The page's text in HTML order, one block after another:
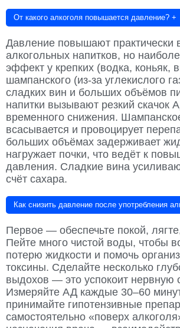
От какого алкоголя повышается давление? +
Давление повышают практически
алкогольных напитков, но
эффект у крепких (водка, коньяк,
шампанского (из-за углекислого
сладких вин и больших объёмов
напитки вызывают резкий скачок
временного снижения.
всасывается и провоцирует
больших объёмах задерживает
нагружает почки, что ведёт к
давления. Сладкие вина
счёт сахара.
Как снизить давление после употребления
Первое — обеспечьте покой,
Пейте много чистой воды, чтобы
потерю жидкости и помочь
токсины. Сделайте несколько
выдохов — это успокоит нервную
Измеряйте АД каждые 30–60
принимайте гипотензивные
самостоятельно «поверх